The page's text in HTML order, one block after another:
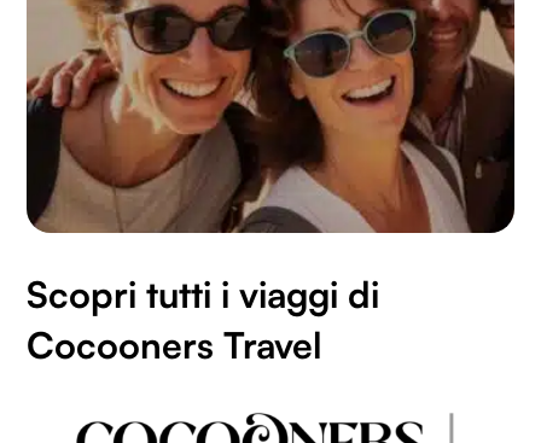
Scopri tutti i viaggi di
Cocooners Travel